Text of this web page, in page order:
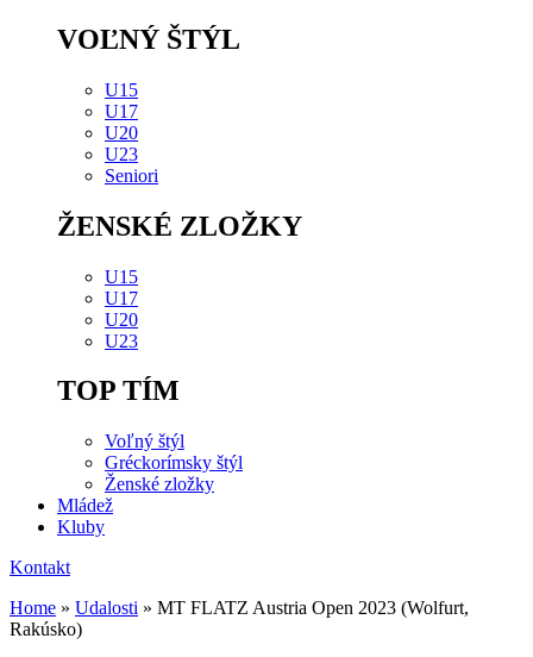
VOĽNÝ ŠTÝL
U15
U17
U20
U23
Seniori
ŽENSKÉ ZLOŽKY
U15
U17
U20
U23
TOP TÍM
Voľný štýl
Gréckorímsky štýl
Ženské zložky
Mládež
Kluby
Kontakt
Home » Udalosti » MT FLATZ Austria Open 2023 (Wolfurt,
Rakúsko)